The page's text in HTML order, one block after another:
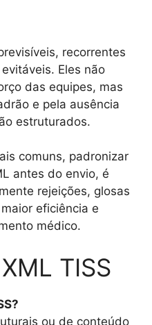
recorrentes
Eles não
das equipes, mas
e pela ausência
estruturados.
comuns, padronizar
antes do envio, é
rejeições, glosas
eficiência e
médico.
TISS
ou de conteúdo